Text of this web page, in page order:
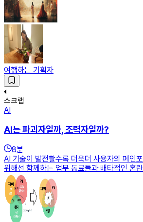
여행하는 기획자
스크랩
AI
AI는 파괴자일까, 조력자일까?
8분
AI 기술이 발전할수록 더욱더 사용자의 페인
위해선 함께하는 업무 동료들과 배타적인 혼